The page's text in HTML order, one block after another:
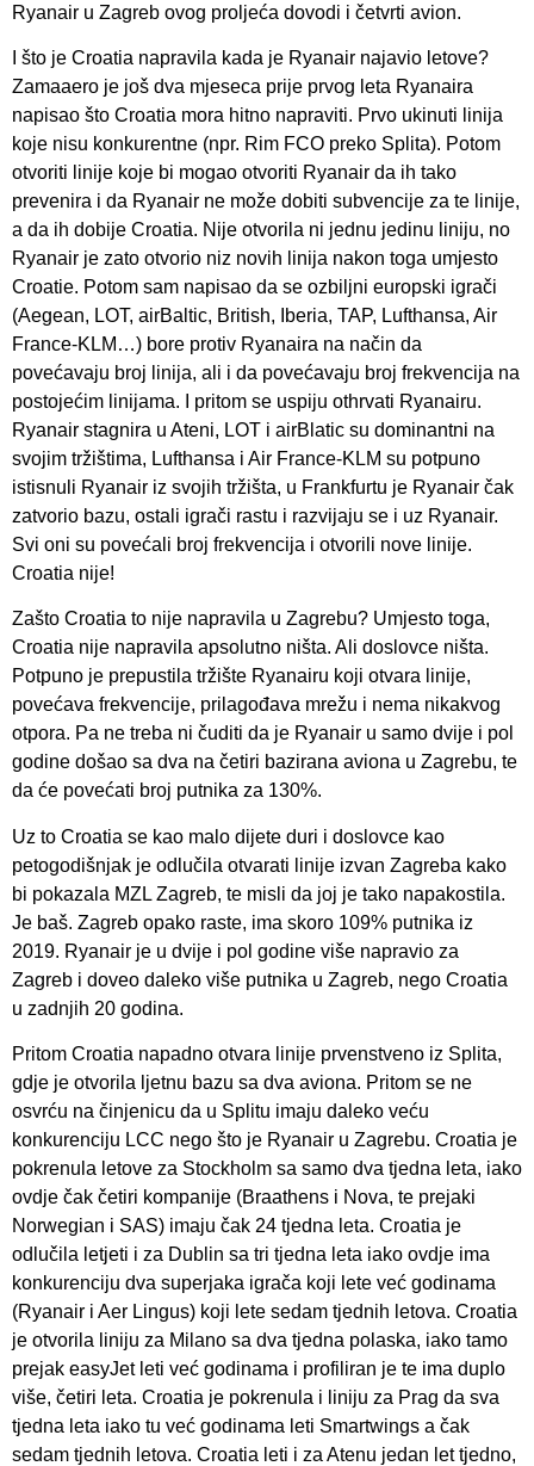
Ryanair u Zagreb ovog proljeća dovodi i četvrti avion.
I što je Croatia napravila kada je Ryanair najavio letove?
Zamaaero je još dva mjeseca prije prvog leta Ryanaira
napisao što Croatia mora hitno napraviti. Prvo ukinuti linija
koje nisu konkurentne (npr. Rim FCO preko Splita). Potom
otvoriti linije koje bi mogao otvoriti Ryanair da ih tako
prevenira i da Ryanair ne može dobiti subvencije za te linije,
a da ih dobije Croatia. Nije otvorila ni jednu jedinu liniju, no
Ryanair je zato otvorio niz novih linija nakon toga umjesto
Croatie. Potom sam napisao da se ozbiljni europski igrači
(Aegean, LOT, airBaltic, British, Iberia, TAP, Lufthansa, Air
France-KLM…) bore protiv Ryanaira na način da
povećavaju broj linija, ali i da povećavaju broj frekvencija na
postojećim linijama. I pritom se uspiju othrvati Ryanairu.
Ryanair stagnira u Ateni, LOT i airBlatic su dominantni na
svojim tržištima, Lufthansa i Air France-KLM su potpuno
istisnuli Ryanair iz svojih tržišta, u Frankfurtu je Ryanair čak
zatvorio bazu, ostali igrači rastu i razvijaju se i uz Ryanair.
Svi oni su povećali broj frekvencija i otvorili nove linije.
Croatia nije!
Zašto Croatia to nije napravila u Zagrebu? Umjesto toga,
Croatia nije napravila apsolutno ništa. Ali doslovce ništa.
Potpuno je prepustila tržište Ryanairu koji otvara linije,
povećava frekvencije, prilagođava mrežu i nema nikakvog
otpora. Pa ne treba ni čuditi da je Ryanair u samo dvije i pol
godine došao sa dva na četiri bazirana aviona u Zagrebu, te
da će povećati broj putnika za 130%.
Uz to Croatia se kao malo dijete duri i doslovce kao
petogodišnjak je odlučila otvarati linije izvan Zagreba kako
bi pokazala MZL Zagreb, te misli da joj je tako napakostila.
Je baš. Zagreb opako raste, ima skoro 109% putnika iz
2019. Ryanair je u dvije i pol godine više napravio za
Zagreb i doveo daleko više putnika u Zagreb, nego Croatia
u zadnjih 20 godina.
Pritom Croatia napadno otvara linije prvenstveno iz Splita,
gdje je otvorila ljetnu bazu sa dva aviona. Pritom se ne
osvrću na činjenicu da u Splitu imaju daleko veću
konkurenciju LCC nego što je Ryanair u Zagrebu. Croatia je
pokrenula letove za Stockholm sa samo dva tjedna leta, iako
ovdje čak četiri kompanije (Braathens i Nova, te prejaki
Norwegian i SAS) imaju čak 24 tjedna leta. Croatia je
odlučila letjeti i za Dublin sa tri tjedna leta iako ovdje ima
konkurenciju dva superjaka igrača koji lete već godinama
(Ryanair i Aer Lingus) koji lete sedam tjednih letova. Croatia
je otvorila liniju za Milano sa dva tjedna polaska, iako tamo
prejak easyJet leti već godinama i profiliran je te ima duplo
više, četiri leta. Croatia je pokrenula i liniju za Prag da sva
tjedna leta iako tu već godinama leti Smartwings a čak
sedam tjednih letova. Croatia leti i za Atenu jedan let tjedno,